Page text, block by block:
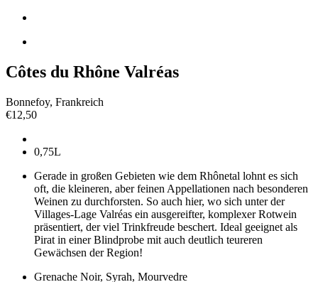
Côtes du Rhône Valréas
Bonnefoy, Frankreich
€12,50
0,75L
Gerade in großen Gebieten wie dem Rhônetal lohnt es sich
oft, die kleineren, aber feinen Appellationen nach besonderen
Weinen zu durchforsten. So auch hier, wo sich unter der
Villages-Lage Valréas ein ausgereifter, komplexer Rotwein
präsentiert, der viel Trinkfreude beschert. Ideal geeignet als
Pirat in einer Blindprobe mit auch deutlich teureren
Gewächsen der Region!
Grenache Noir, Syrah, Mourvedre